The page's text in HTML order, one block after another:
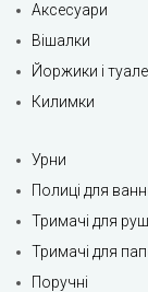
Аксесуари
Вішалки
Йоржики і
Килимки
Урни
Полиці для
Тримачі для
Тримачі для
Поручні